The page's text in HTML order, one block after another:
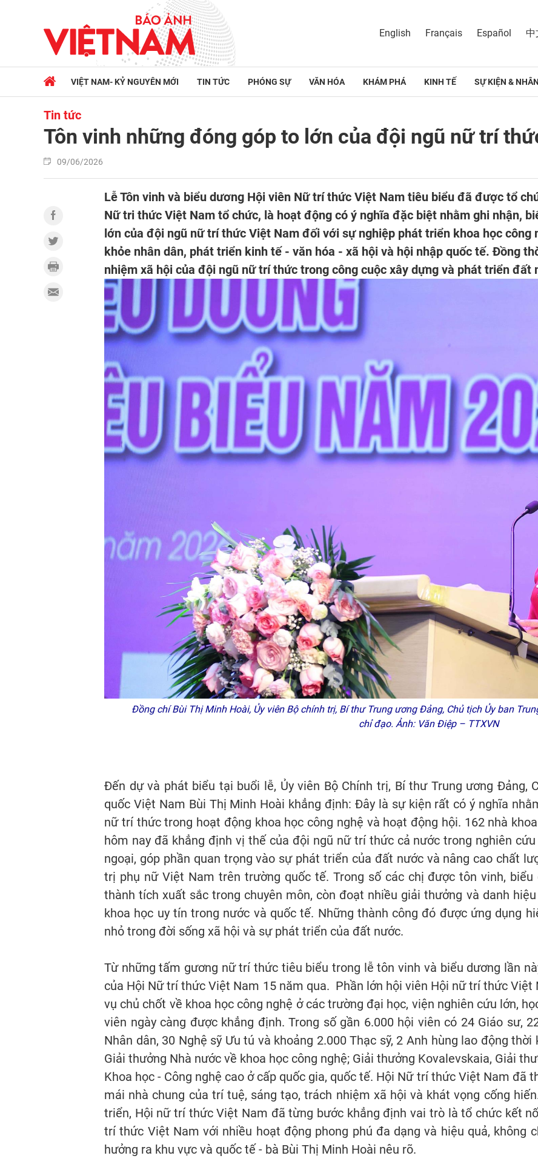
English Français Español 中
VIỆT NAM- KỶ NGUYÊN MỚI TIN TỨC PHÓNG SỰ VĂN HÓA KHÁM PHÁ KINH TẾ SỰ KIỆN &
Tin tức
Tôn vinh những đóng góp to lớn của đội ngũ nữ trí
09/06/2026
Lễ Tôn vinh và biểu dương Hội viên Nữ trí thức Việt Nam tiêu biểu đã được tổ
Nữ tri thức Việt Nam tổ chức, là hoạt động có ý nghĩa đặc biệt nhằm ghi nhận,
lớn của đội ngũ nữ trí thức Việt Nam đối với sự nghiệp phát triển khoa học công
khỏe nhân dân, phát triển kinh tế - văn hóa - xã hội và hội nhập quốc tế. Đồng
nhiệm xã hội của đội ngũ nữ trí thức trong công cuộc xây dựng và phát triển đất
Đồng chí Bùi Thị Minh Hoài, Ủy viên Bộ chính trị, Bí thư Trung ương Đảng, Chủ tịch Ủy ban
chỉ đạo. Ảnh: Văn Điệp – TTXVN
Đến dự và phát biểu tại buổi lễ, Ủy viên Bộ Chính trị, Bí thư Trung ương Đảng,
quốc Việt Nam Bùi Thị Minh Hoài khẳng định: Đây là sự kiện rất có ý nghĩa
nữ trí thức trong hoạt động khoa học công nghệ và hoạt động hội. 162 nhà
hôm nay đã khẳng định vị thế của đội ngũ nữ trí thức cả nước trong nghiên
ngoại, góp phần quan trọng vào sự phát triển của đất nước và nâng cao chất
trị phụ nữ Việt Nam trên trường quốc tế. Trong số các chị được tôn vinh,
thành tích xuất sắc trong chuyên môn, còn đoạt nhiều giải thưởng và danh
khoa học uy tín trong nước và quốc tế. Những thành công đó được ứng dụng
nhỏ trong đời sống xã hội và sự phát triển của đất nước.
Từ những tấm gương nữ trí thức tiêu biểu trong lễ tôn vinh và biểu dương lần
của Hội Nữ trí thức Việt Nam 15 năm qua. Phần lớn hội viên Hội nữ trí thức
vụ chủ chốt về khoa học công nghệ ở các trường đại học, viện nghiên cứu lớn,
viên ngày càng được khẳng định. Trong số gần 6.000 hội viên có 24 Giáo sư,
Nhân dân, 30 Nghệ sỹ Ưu tú và khoảng 2.000 Thạc sỹ, 2 Anh hùng lao động
Giải thưởng Nhà nước về khoa học công nghệ; Giải thưởng Kovalevskaia, Giải
Khoa học - Công nghệ cao ở cấp quốc gia, quốc tế. Hội Nữ trí thức Việt Nam đã
mái nhà chung của trí tuệ, sáng tạo, trách nhiệm xã hội và khát vọng cống
triển, Hội nữ trí thức Việt Nam đã từng bước khẳng định vai trò là tổ chức kết
trí thức Việt Nam với nhiều hoạt động phong phú đa dạng và hiệu quả, không
hưởng ra khu vực và quốc tế - bà Bùi Thị Minh Hoài nêu rõ.